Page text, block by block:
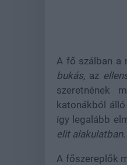
A fő szálban a
bukás, az
szeretnének
katonákból
így legalább
elit alakulatban.
A főszereplők